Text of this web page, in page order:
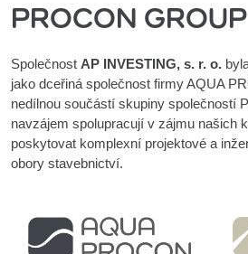
PROCON GROUP
Společnost AP INVESTING, s. r. o.
jako dceřiná společnost firmy AQUA
nedílnou součástí skupiny společností
navzájem spolupracují v zájmu našich
poskytovat komplexní projektové a
obory stavebnictví.